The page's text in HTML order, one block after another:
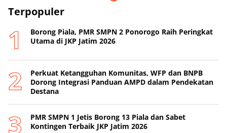
Terpopuler
Borong Piala, PMR SMPN 2 Ponorogo Raih Peringkat
Utama di JKP Jatim 2026
Perkuat Ketangguhan Komunitas, WFP dan BNPB
Dorong Integrasi Panduan AMPD dalam Pendekatan
Destana
PMR SMPN 1 Jetis Borong 13 Piala dan Sabet
Kontingen Terbaik JKP Jatim 2026